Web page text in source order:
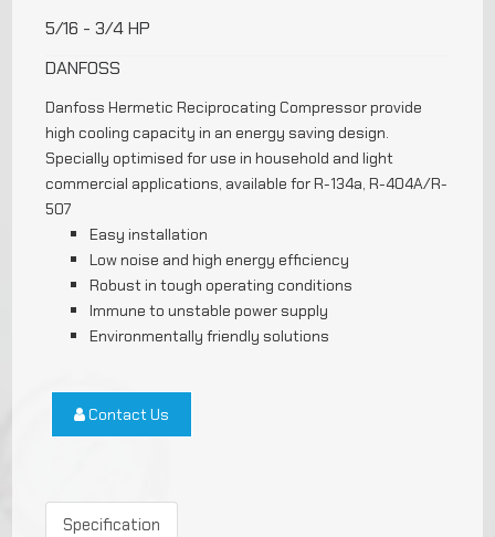
5/16 - 3/4 HP
DANFOSS
Danfoss Hermetic Reciprocating Compressor provide
high cooling capacity in an energy saving design.
Specially optimised for use in household and light
commercial applications, available for R-134a, R-404A/R-
507
Easy installation
Low noise and high energy efficiency
Robust in tough operating conditions
Immune to unstable power supply
Environmentally friendly solutions
Contact Us
Specification